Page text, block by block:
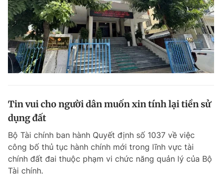
Tin vui cho người dân muốn xin tính lại tiền sử
dụng đất
Bộ Tài chính ban hành Quyết định số 1037 về việc
công bố thủ tục hành chính mới trong lĩnh vực tài
chính đất đai thuộc phạm vi chức năng quản lý của Bộ
Tài chính.